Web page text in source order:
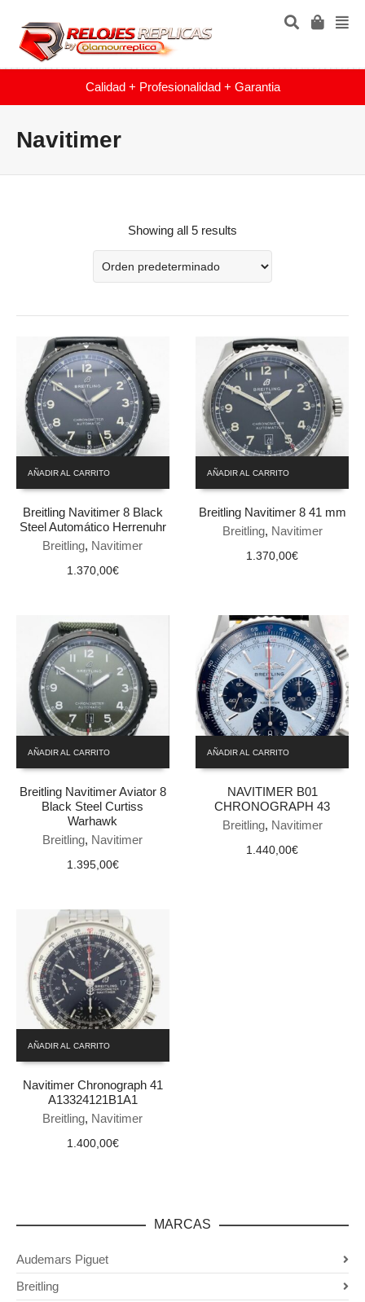
Calidad + Profesionalidad + Garantia
Navitimer
Showing all 5 results
AÑADIR AL CARRITO
Breitling Navitimer 8 Black
Steel Automático Herrenuhr
Breitling, Navitimer
1.370,00€
AÑADIR AL CARRITO
Breitling Navitimer 8 41 mm
Breitling, Navitimer
1.370,00€
AÑADIR AL CARRITO
Breitling Navitimer Aviator 8
Black Steel Curtiss
Warhawk
Breitling, Navitimer
1.395,00€
AÑADIR AL CARRITO
NAVITIMER B01
CHRONOGRAPH 43
Breitling, Navitimer
1.440,00€
AÑADIR AL CARRITO
Navitimer Chronograph 41
A13324121B1A1
Breitling, Navitimer
1.400,00€
MARCAS
Audemars Piguet
Breitling